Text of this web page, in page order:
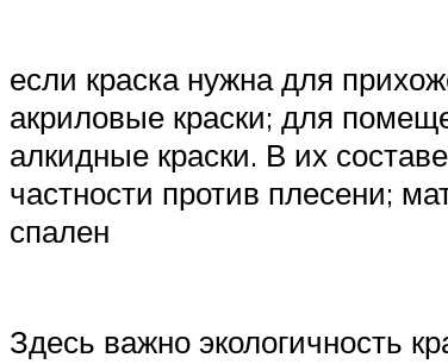
если краска нужна для
акриловые краски; для
алкидные краски. В их
частности против плесени;
спален
Здесь важно экологичность